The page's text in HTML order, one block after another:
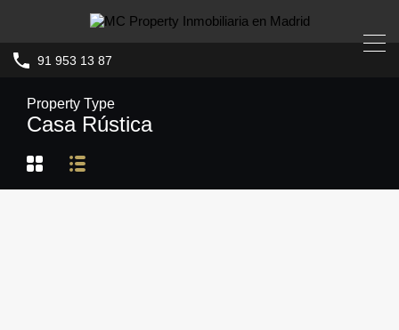
91 953 13 87
Property Type
Casa Rústica